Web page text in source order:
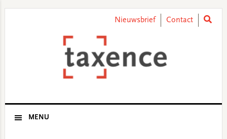
Nieuwsbrief Contact
MENU